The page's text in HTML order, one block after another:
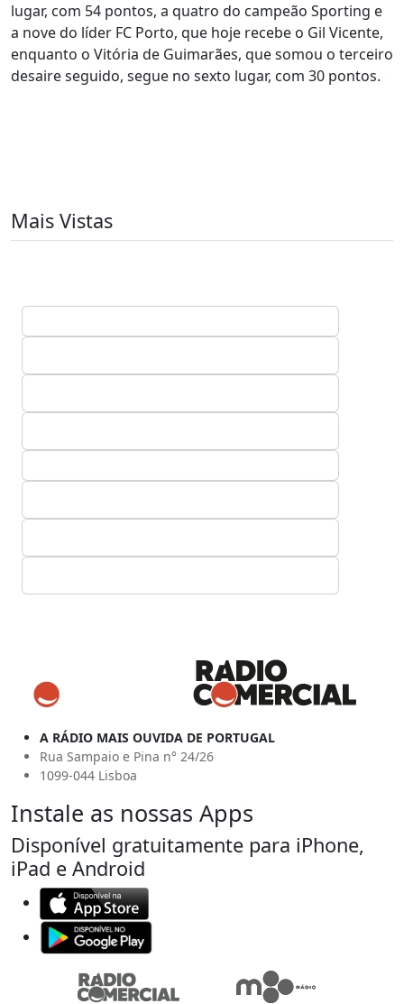
lugar, com 54 pontos, a quatro do campeão Sporting e
a nove do líder FC Porto, que hoje recebe o Gil Vicente,
enquanto o Vitória de Guimarães, que somou o terceiro
desaire seguido, segue no sexto lugar, com 30 pontos.
Mais Vistas
A RÁDIO MAIS OUVIDA DE PORTUGAL
Rua Sampaio e Pina n° 24/26
1099-044 Lisboa
Instale as nossas Apps
Disponível gratuitamente para iPhone,
iPad e Android